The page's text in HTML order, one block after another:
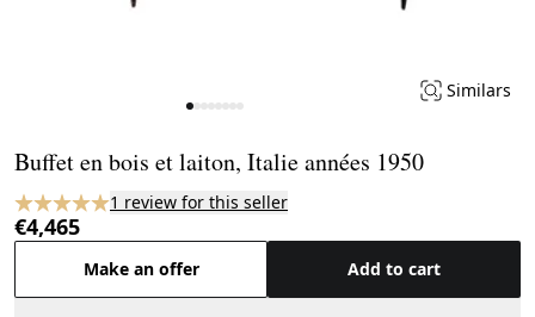
Similars
Buffet en bois et laiton, Italie années 1950
1 review for this seller
€4,465
Make an offer Add to cart